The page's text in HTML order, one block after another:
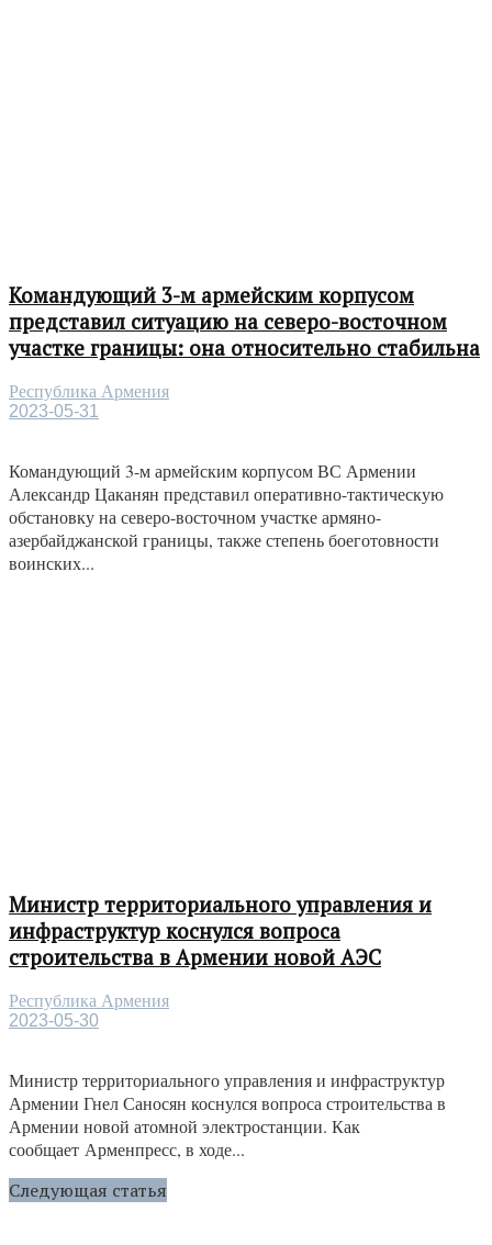
Командующий 3-м армейским корпусом
представил ситуацию на северо-восточном
участке границы: она относительно стабильна
Республика Армения
2023-05-31
Командующий 3-м армейским корпусом ВС Армении
Александр Цаканян представил оперативно-тактическую
обстановку на северо-восточном участке армяно-
азербайджанской границы, также степень боеготовности
воинских...
Министр территориального управления и
инфраструктур коснулся вопроса
строительства в Армении новой АЭС
Республика Армения
2023-05-30
Министр территориального управления и инфраструктур
Армении Гнел Саносян коснулся вопроса строительства в
Армении новой атомной электростанции. Как
сообщает Арменпресс, в ходе...
Следующая статья